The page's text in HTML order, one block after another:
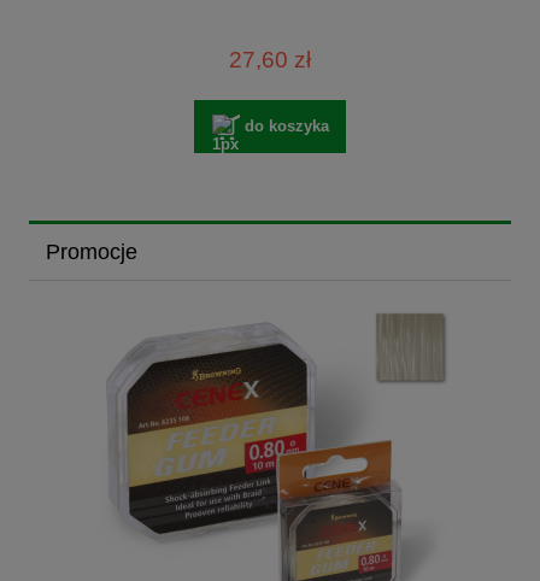
27,60 zł
do koszyka
Promocje